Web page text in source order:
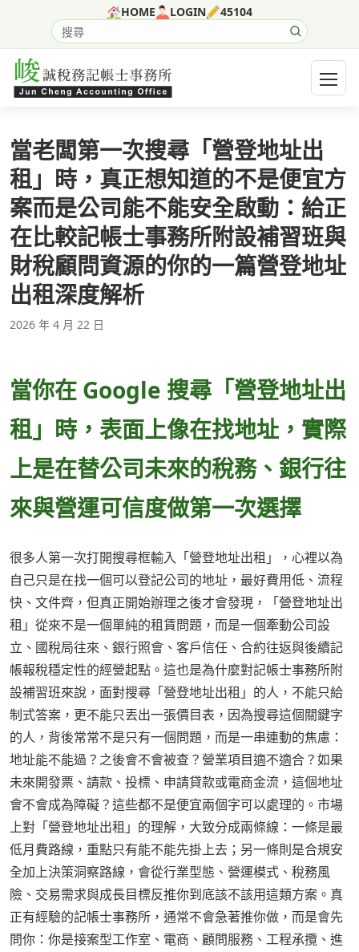
HOME LOGIN 45104
搜尋網站內容
開啟
當老闆第一次搜尋「營登地址出
租」時，真正想知道的不是便宜方
案而是公司能不能安全啟動：給正
在比較記帳士事務所附設補習班與
財稅顧問資源的你的一篇營登地址
出租深度解析
2026 年 4 月 22 日
當你在 Google 搜尋「營登地址出
租」時，表面上像在找地址，實際
上是在替公司未來的稅務、銀行往
來與營運可信度做第一次選擇
很多人第一次打開搜尋框輸入「營登地址出租」，心裡以為
自己只是在找一個可以登記公司的地址，最好費用低、流程
快、文件齊，但真正開始辦理之後才會發現，「營登地址出
租」從來不是一個單純的租賃問題，而是一個牽動公司設
立、國稅局往來、銀行照會、客戶信任、合約往返與後續記
帳報稅穩定性的經營起點。這也是為什麼對記帳士事務所附
設補習班來說，面對搜尋「營登地址出租」的人，不能只給
制式答案，更不能只丟出一張價目表，因為搜尋這個關鍵字
的人，背後常常不是只有一個問題，而是一串連動的焦慮：
地址能不能過？之後會不會被查？營業項目適不適合？如果
未來開發票、請款、投標、申請貸款或電商金流，這個地址
會不會成為障礙？這些都不是便宜兩個字可以處理的。市場
上對「營登地址出租」的理解，大致分成兩條線：一條是最
低月費路線，重點只有能不能先掛上去；另一條則是合規安
全加上決策洞察路線，會從行業型態、營運模式、稅務風
險、交易需求與成長目標反推你到底該不該用這類方案。真
正有經驗的記帳士事務所，通常不會急著推你做，而是會先
問你：你是接案型工作室、電商、顧問服務、工程承攬、進